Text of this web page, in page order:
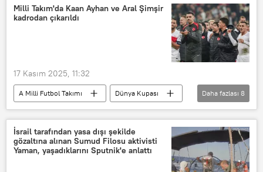
FIFA
Dünya Kupası
Milli Takım'da Kaan Ayhan ve Aral Şimşir
kadrodan çıkarıldı
17 Kasım 2025, 11:32
A Milli Futbol Takımı
Dünya Kupası
Vincenzo Montella
SPOR
FIFA
Kaan Ayhan
Abdülkerim Bardakcı
Sakatlık
Daha fazlası 8
İsrail tarafından yasa dışı şekilde
gözaltına alınan Sumud Filosu aktivisti
Yaman, yaşadıklarını Sputnik'e anlattı